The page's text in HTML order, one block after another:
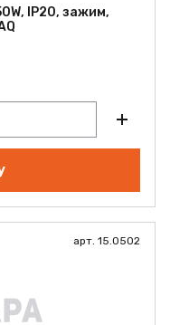
IP20, зажим,
арт. 15.0502